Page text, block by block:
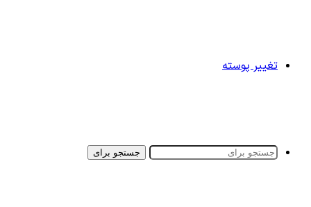
تغییر پوسته
جستجو برای